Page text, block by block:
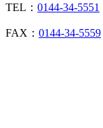
TEL： 0144-34-5551
FAX： 0144-34-5559